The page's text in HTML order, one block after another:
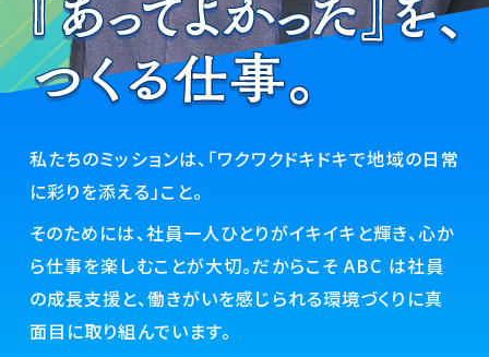
私たちのミッションは、「ワクワクドキドキで地域の日常
に彩りを添える」こと。
そのためには、社員一人ひとりがイキイキと輝き、心か
ら仕事を楽しむことが大切。だからこそ ABC は社員
の成長支援と、働きがいを感じられる環境づくりに真
面目に取り組んでいます。